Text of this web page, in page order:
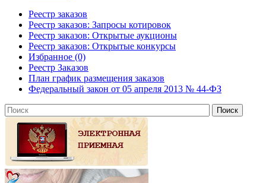
Реестр заказов
Реестр заказов: Запросы котировок
Реестр заказов: Открытые аукционы
Реестр заказов: Открытые конкурсы
Избранное (0)
Реестр Заказов
План график размещения заказов
Федеральный закон от 05 апреля 2013 № 44-ФЗ